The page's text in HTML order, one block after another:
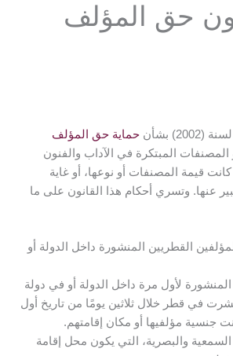
حق المؤلف
حماية حق المؤلف
المصنفات المبتكرة في الآداب والفنون
كانت قيمة المصنفات أو نوعها، أو غاية
عنها. وتسري أحكام هذا القانون على ما
القطريين المنشورة داخل الدولة أو
لأول مرة داخل الدولة أو في دولة
في قطر خلال ثلاثين يومًا من تاريخ أول
جنسية مؤلفيها أو مكان إقامتهم.
والبصرية، التي يكون محل إقامة